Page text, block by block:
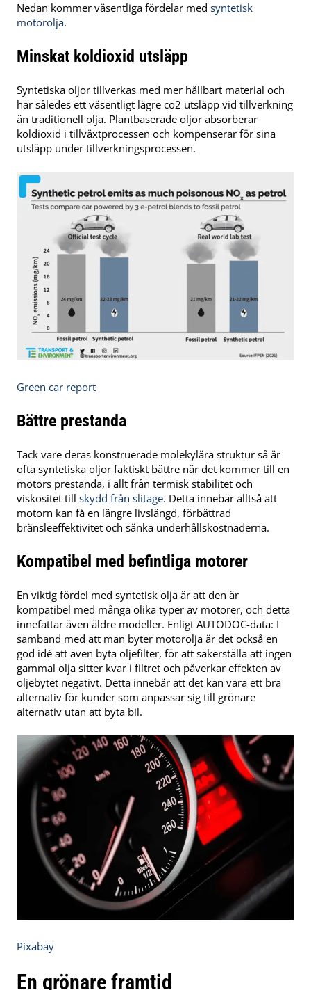
Nedan kommer väsentliga fördelar med syntetisk
motorolja.
Minskat koldioxid utsläpp
Syntetiska oljor tillverkas med mer hållbart material och
har således ett väsentligt lägre co2 utsläpp vid tillverkning
än traditionell olja. Plantbaserade oljor absorberar
koldioxid i tillväxtprocessen och kompenserar för sina
utsläpp under tillverkningsprocessen.
Green car report
Bättre prestanda
Tack vare deras konstruerade molekylära struktur så är
ofta syntetiska oljor faktiskt bättre när det kommer till en
motors prestanda, i allt från termisk stabilitet och
viskositet till skydd från slitage. Detta innebär alltså att
motorn kan få en längre livslängd, förbättrad
bränsleeffektivitet och sänka underhållskostnaderna.
Kompatibel med befintliga motorer
En viktig fördel med syntetisk olja är att den är
kompatibel med många olika typer av motorer, och detta
innefattar även äldre modeller. Enligt AUTODOC-data: I
samband med att man byter motorolja är det också en
god idé att även byta oljefilter, för att säkerställa att ingen
gammal olja sitter kvar i filtret och påverkar effekten av
oljebytet negativt. Detta innebär att det kan vara ett bra
alternativ för kunder som anpassar sig till grönare
alternativ utan att byta bil.
Pixabay
En grönare framtid